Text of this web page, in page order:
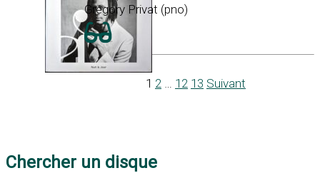
Grégory Privat (pno)
1 2 12 13 Suivant
Chercher un disque